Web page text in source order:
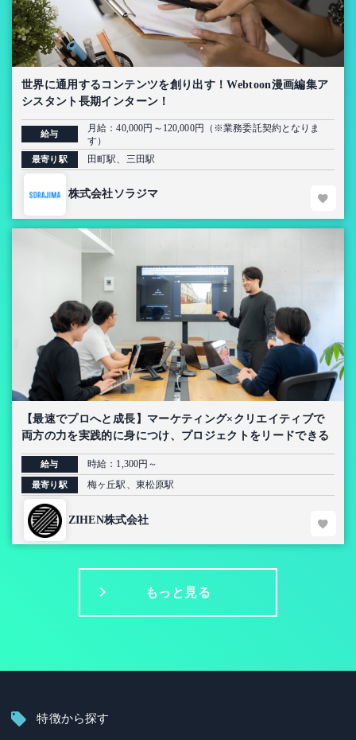
世界に通用するコンテンツを創り出す！Webtoon漫画編集ア
シスタント長期インターン！
給与
月給：40,000円～120,000円（※業務委託契約となりま
す）
最寄り駅 田町駅、三田駅
株式会社ソラジマ
【最速でプロへと成長】マーケティング×クリエイティブで
両方の力を実践的に身につけ、プロジェクトをリードできる
インターン
給与 時給：1,300円～
最寄り駅 梅ヶ丘駅、東松原駅
ZIHEN株式会社
もっと見る
特徴から探す